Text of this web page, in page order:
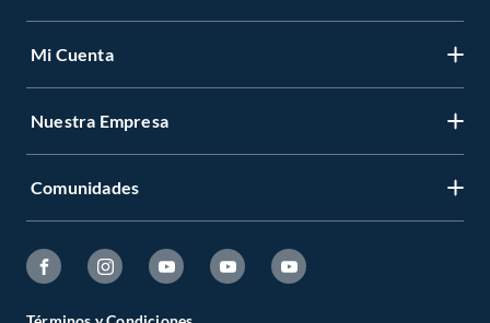
Mi Cuenta
Nuestra Empresa
Comunidades